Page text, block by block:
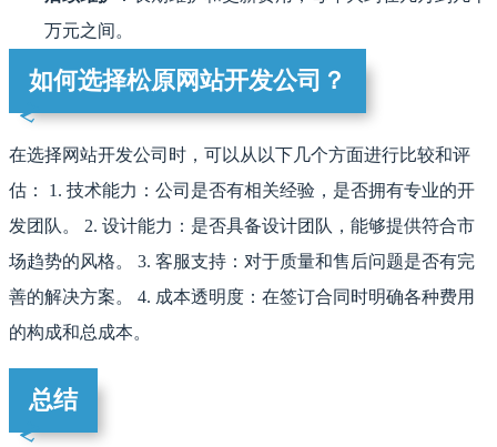
万元之间。
如何选择松原网站开发公司？
在选择网站开发公司时，可以从以下几个方面进行比较和评
估： 1. 技术能力：公司是否有相关经验，是否拥有专业的开
发团队。 2. 设计能力：是否具备设计团队，能够提供符合市
场趋势的风格。 3. 客服支持：对于质量和售后问题是否有完
善的解决方案。 4. 成本透明度：在签订合同时明确各种费用
的构成和总成本。
总结